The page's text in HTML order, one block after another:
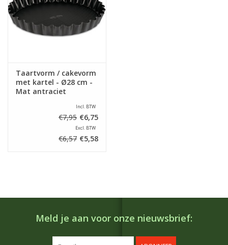
Acties
Taartvorm / cakevorm
met kartel - Ø28 cm -
Mat antraciet
Incl. BTW
€7,95 €6,75
Excl. BTW
€6,57 €5,58
Meld je aan voor onze nieuwsbrief: